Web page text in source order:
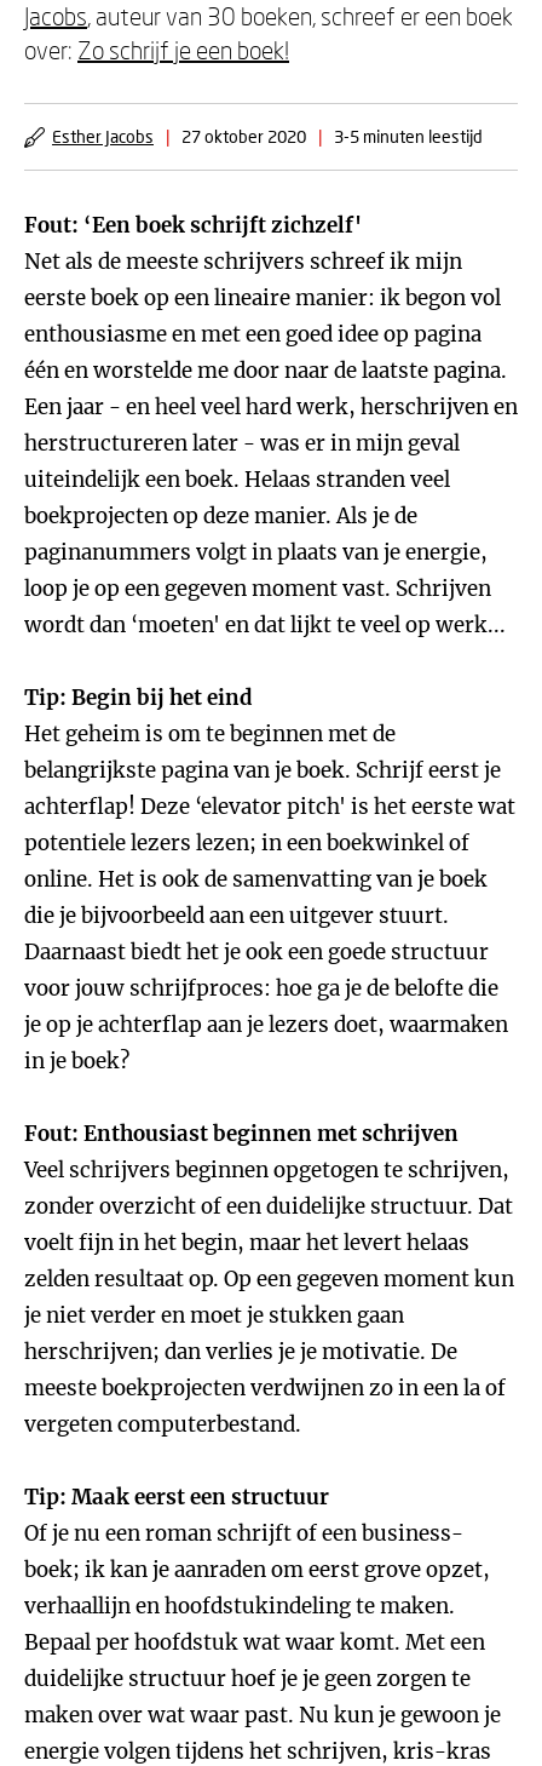
Jacobs, auteur van 30 boeken, schreef er een boek
over: Zo schrijf je een boek!
Esther Jacobs | 27 oktober 2020 | 3-5 minuten leestijd
Fout: ‘Een boek schrijft zichzelf'
Net als de meeste schrijvers schreef ik mijn
eerste boek op een lineaire manier: ik begon vol
enthousiasme en met een goed idee op pagina
één en worstelde me door naar de laatste pagina.
Een jaar - en heel veel hard werk, herschrijven en
herstructureren later - was er in mijn geval
uiteindelijk een boek. Helaas stranden veel
boekprojecten op deze manier. Als je de
paginanummers volgt in plaats van je energie,
loop je op een gegeven moment vast. Schrijven
wordt dan ‘moeten' en dat lijkt te veel op werk...
Tip: Begin bij het eind
Het geheim is om te beginnen met de
belangrijkste pagina van je boek. Schrijf eerst je
achterflap! Deze ‘elevator pitch' is het eerste wat
potentiele lezers lezen; in een boekwinkel of
online. Het is ook de samenvatting van je boek
die je bijvoorbeeld aan een uitgever stuurt.
Daarnaast biedt het je ook een goede structuur
voor jouw schrijfproces: hoe ga je de belofte die
je op je achterflap aan je lezers doet, waarmaken
in je boek?
Fout: Enthousiast beginnen met schrijven
Veel schrijvers beginnen opgetogen te schrijven,
zonder overzicht of een duidelijke structuur. Dat
voelt fijn in het begin, maar het levert helaas
zelden resultaat op. Op een gegeven moment kun
je niet verder en moet je stukken gaan
herschrijven; dan verlies je je motivatie. De
meeste boekprojecten verdwijnen zo in een la of
vergeten computerbestand.
Tip: Maak eerst een structuur
Of je nu een roman schrijft of een business-
boek; ik kan je aanraden om eerst grove opzet,
verhaallijn en hoofdstukindeling te maken.
Bepaal per hoofdstuk wat waar komt. Met een
duidelijke structuur hoef je je geen zorgen te
maken over wat waar past. Nu kun je gewoon je
energie volgen tijdens het schrijven, kris-kras